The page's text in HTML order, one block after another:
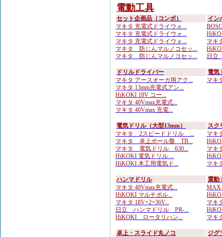
電動工具
セット企画品（コンボ）
マキタ 充電式ドライウォ...
マキタ 充電式ドライウォ...
マキタ 充電式ドライウォ...
マキタ 防じんマルノコセッ...
マキタ 防じんマルノコセッ...
イン
マキ
日立
ドリルドライバー
マキタ アースオーガ用アク...
マキタ 13mm充電式アン...
HiKOKI 18V コー...
マキタ 40Vmax充電式...
マキタ 40Vmax 充電...
電気
マキ
電気ドリル（大型13mm）
マキタ 2スピードドリル ...
マキタ 卓上ボール盤 TB...
マキタ 電気ドリル 630...
HiKOKI 電気ドリル ...
HiKOKI 木工用電気ド...
スク
マキ
マキ
マキ
ハンマドリル
マキタ 40Vmax充電式...
HiKOKI マルチボル...
マキタ 18V×2=36V...
日立 ハンマドリル PR-...
HiKOKI ロータリハン...
震動
MAX
マキ
マキ
卓上・スライド丸ノコ
ジグ